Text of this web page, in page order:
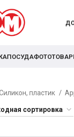
ПОСУДА
пластик